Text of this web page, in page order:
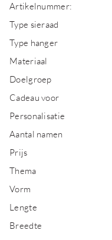
Artikelnummer:
Type sieraad
Type hanger
Materiaal
Doelgroep
Cadeau voor
Personalisatie
Aantal namen
Prijs
Thema
Vorm
Lengte
Breedte